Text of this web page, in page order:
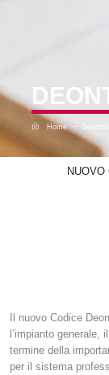
Home
NUOVO
Il nuovo Codice
l’impianto generale,
termine della
per il sistema